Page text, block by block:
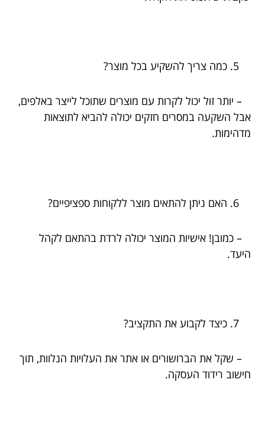
כמה צריך להשקיע בכל מוצר?
– יותר זול יכול לקרות עם מוצרים שתוכל לייצר באלפים,
אבל השקעה במסרים חזקים יכולה להביא לתוצאות
מדהימות.
האם ניתן להתאים מוצר ללקוחות ספציפיים?
– כמובן! אישיות המוצר יכולה לרדת בהתאם לקהל
היעד.
כיצד לקבוע את התקציב?
– שקל את הברושורים או אתר את העלויות הנלוות, תוך
חישוב רידוד העסקה.